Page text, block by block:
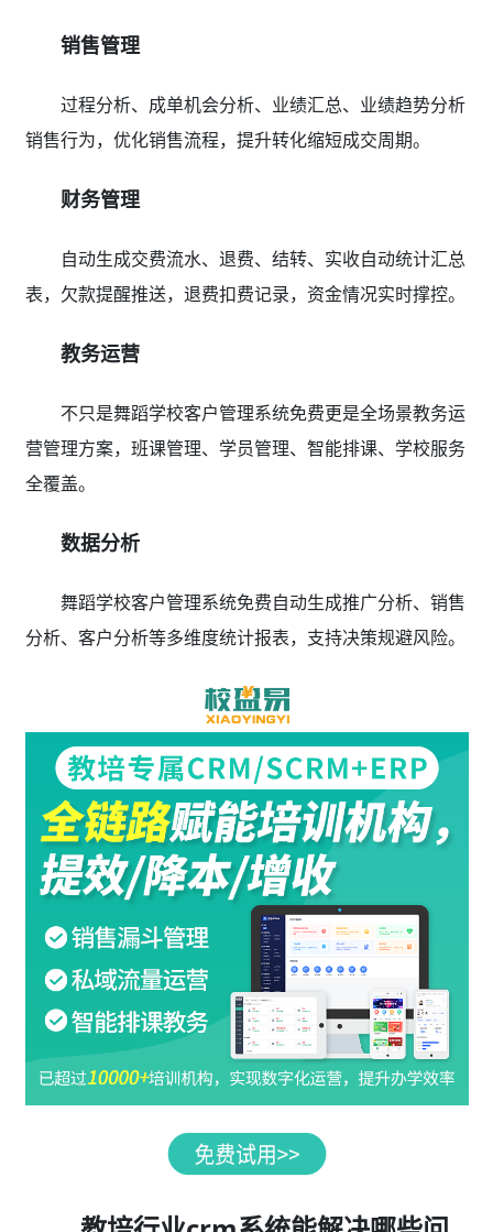
销售管理
过程分析、成单机会分析、业绩汇总、业绩趋势分析
销售行为，优化销售流程，提升转化缩短成交周期。
财务管理
自动生成交费流水、退费、结转、实收自动统计汇总
表，欠款提醒推送，退费扣费记录，资金情况实时撑控。
教务运营
不只是舞蹈学校客户管理系统免费更是全场景教务运
营管理方案，班课管理、学员管理、智能排课、学校服务
全覆盖。
数据分析
舞蹈学校客户管理系统免费自动生成推广分析、销售
分析、客户分析等多维度统计报表，支持决策规避风险。